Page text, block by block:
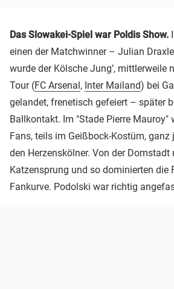
Das Slowakei-Spiel war Poldis Show.
einen der Matchwinner – Julian
wurde der Kölsche Jung’, mittlerweile
Tour (FC Arsenal, Inter Mailand) bei
gelandet, frenetisch gefeiert – später
Ballkontakt. Im "Stade Pierre Mauroy"
Fans, teils im Geißbock-Kostüm, ganz
den Herzenskölner. Von der Domstadt
Katzensprung und so dominierten die
Fankurve. Podolski war richtig